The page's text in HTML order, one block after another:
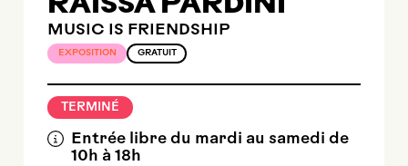
RAISSA PARDINI
MUSIC IS FRIENDSHIP
EXPOSITION GRATUIT
TERMINÉ
Entrée libre du mardi au samedi de
10h à 18h